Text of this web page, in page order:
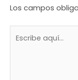
Los campos